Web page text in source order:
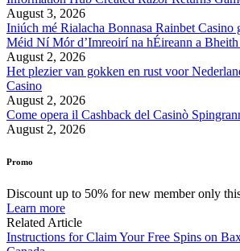
August 3, 2026
Iniúch mé Rialacha Bonnasa Rainbet Casino
Méid Ní Mór d’Imreoirí na hÉireann a Bheith
August 2, 2026
Het plezier van gokken en rust voor
Casino
August 2, 2026
Come opera il Cashback del Casinò
August 2, 2026
Promo
Discount up to 50% for new member only
Learn more
Related Article
Instructions for Claim Your Free Spins on